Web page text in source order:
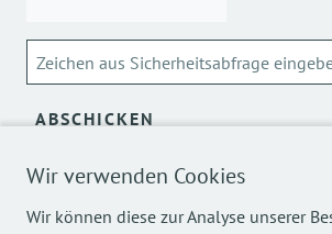
Wir verwenden Cookies
Wir können diese zur Analyse unserer
ABSCHICKEN
Über die Verarbeitung meiner